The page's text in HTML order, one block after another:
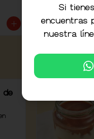
de
Si
encuentras
nuestra